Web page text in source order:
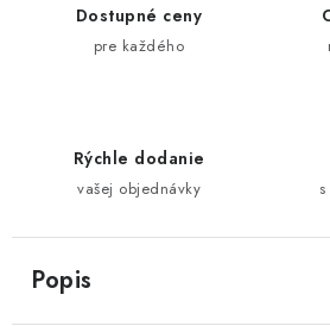
Dostupné ceny
pre každého
Rýchle dodanie
vašej objednávky
Popis